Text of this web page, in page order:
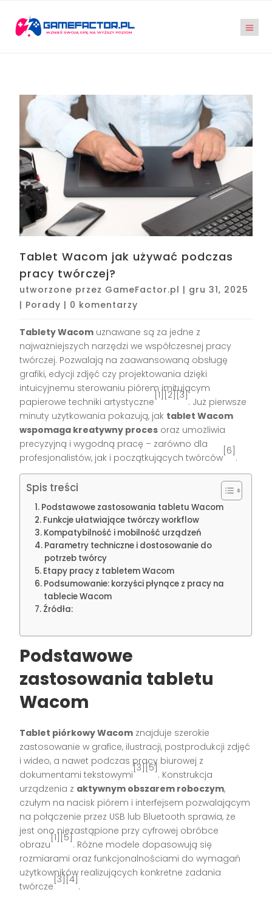
Tablet Wacom jak używać podczas
pracy twórczej?
utworzone przez GameFactor.pl | gru 31, 2025
| Porady | 0 komentarzy
Tablety Wacom uznawane są za jedne z
najważniejszych narzędzi we współczesnej pracy
twórczej. Pozwalają na zaawansowaną obsługę
grafiki, edycji zdjęć czy projektowania dzięki
intuicyjnemu sterowaniu piórem imitującym
papierowe techniki artystyczne
[1][2][3]
. Już pierwsze
minuty użytkowania pokazują, jak tablet Wacom
wspomaga kreatywny proces oraz umożliwia
precyzyjną i wygodną pracę – zarówno dla
profesjonalistów, jak i początkujących twórców
[6]
.
Spis treści
Podstawowe zastosowania tabletu Wacom
Funkcje ułatwiające twórczy workflow
Kompatybilność i mobilność urządzeń
Parametry techniczne i dostosowanie do
potrzeb twórcy
Etapy pracy z tabletem Wacom
Podsumowanie: korzyści płynące z pracy na
tablecie Wacom
Źródła:
Podstawowe
zastosowania tabletu
Wacom
Tablet piórkowy Wacom znajduje szerokie
zastosowanie w grafice, ilustracji, postprodukcji zdjęć
i wideo, a nawet podczas pracy biurowej z
dokumentami tekstowymi
[3][5]
. Konstrukcja
urządzenia z aktywnym obszarem roboczym,
czułym na nacisk piórem i interfejsem pozwalającym
na połączenie przez USB lub Bluetooth sprawia, że
jest ono niezastąpione przy cyfrowej obróbce
obrazu
[1][5]
. Różne modele dopasowują się
rozmiarami oraz funkcjonalnościami do wymagań
użytkowników realizujących konkretne zadania
twórcze
[3][4]
.